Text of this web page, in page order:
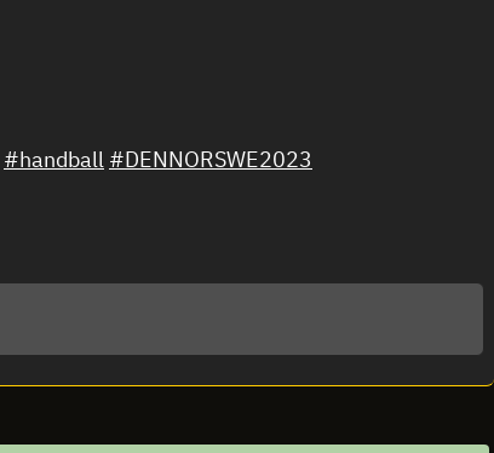
#handball #DENNORSWE2023